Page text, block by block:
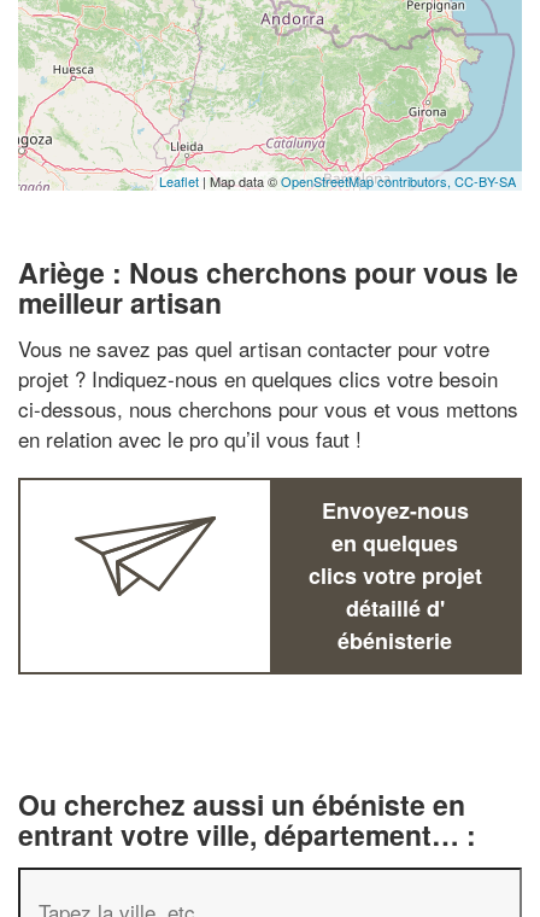
Leaflet | Map data ©OpenStreetMap contributors, CC-BY-SA
Ariège : Nous cherchons pour vous le
meilleur artisan
Vous ne savez pas quel artisan contacter pour votre
projet ? Indiquez-nous en quelques clics votre besoin
ci-dessous, nous cherchons pour vous et vous mettons
en relation avec le pro qu’il vous faut !
Envoyez-nous
en quelques
clics votre projet
détaillé d'
ébénisterie
Ou cherchez aussi un ébéniste en
entrant votre ville, département… :